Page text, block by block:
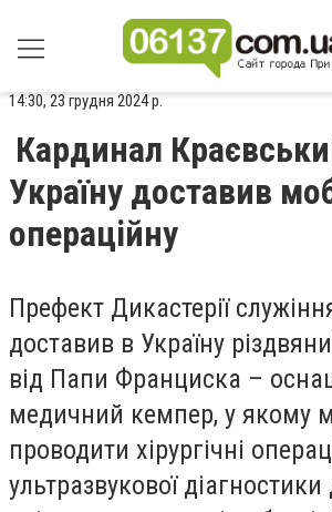
14:30, 23 грудня 2024 р.
Кардинал
Україну доставив
операційну
Префект Дикастерії
доставив в Україну
від Папи Франциска –
медичний кемпер, у якому
проводити хірургічні
ультразвукової